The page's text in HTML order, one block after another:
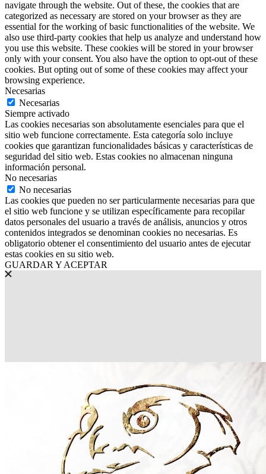
navigate through the website. Out of these, the cookies that are
categorized as necessary are stored on your browser as they are
essential for the working of basic functionalities of the website. We
also use third-party cookies that help us analyze and understand how
you use this website. These cookies will be stored in your browser
only with your consent. You also have the option to opt-out of these
cookies. But opting out of some of these cookies may affect your
browsing experience.
Necesarias
Necesarias
Siempre activado
Las cookies necesarias son absolutamente esenciales para que el
sitio web funcione correctamente. Esta categoría solo incluye
cookies que garantizan funcionalidades básicas y características de
seguridad del sitio web. Estas cookies no almacenan ninguna
información personal.
No necesarias
No necesarias
Las cookies que pueden no ser particularmente necesarias para que
el sitio web funcione y se utilizan específicamente para recopilar
datos personales del usuario a través de análisis, anuncios y otros
contenidos integrados se denominan cookies no necesarias. Es
obligatorio obtener el consentimiento del usuario antes de ejecutar
estas cookies en su sitio web.
GUARDAR Y ACEPTAR